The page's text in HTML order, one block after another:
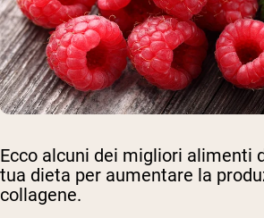
Ecco alcuni dei migliori alimenti
tua dieta per aumentare la
collagene.